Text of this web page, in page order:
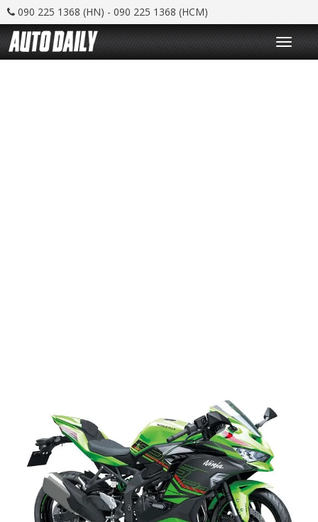
090 225 1368 (HN) - 090 225 1368 (HCM)
T
o
g